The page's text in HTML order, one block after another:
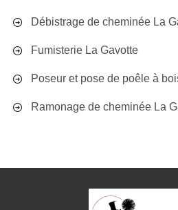
Débistrage de cheminée La
Fumisterie La Gavotte
Poseur et pose de poêle à
Ramonage de cheminée La